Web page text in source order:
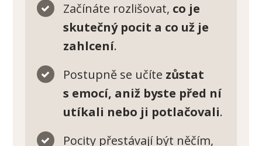
Začínáte rozlišovat, co je
skutečný pocit a co už je
zahlcení.
Postupně se učíte zůstat
s emocí, aniž byste před ní
utíkali nebo ji potlačovali.
Pocity přestávají být něčím,